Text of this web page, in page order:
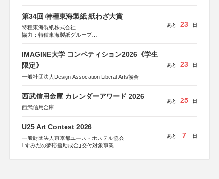
第34回 特種東海製紙 紙わざ大賞
特種東海製紙株式会社
協力：特種東海製紙グループ
あと 23 日
IMAGINE大学 コンペティション2026《学生
限定》
一般社団法人Design Association Liberal Arts協会
あと 23 日
西武信用金庫 カレンダーアワード 2026
西武信用金庫
あと 25 日
U25 Art Contest 2026
一般財団法人東京都ユース・ホステル協会
｢すみだの夢応援助成金｣交付対象事業
あと 7 日